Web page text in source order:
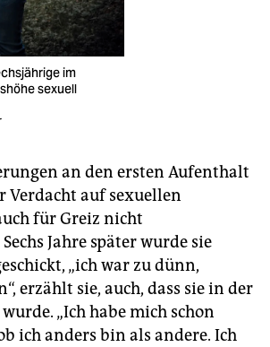
im
sexuell
an den ersten Aufenthalt
Verdacht auf sexuellen
für Greiz nicht
Jahre später wurde sie
„ich war zu dünn,
erzählt sie, auch, dass sie in der
„Ich habe mich schon
ich anders bin als andere. Ich